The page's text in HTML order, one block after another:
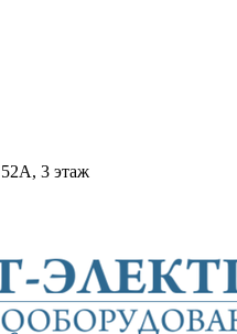
52А, 3 этаж